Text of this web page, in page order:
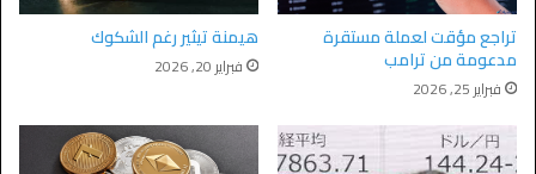
تراجع مؤقت لعملة مستقرة
مدعومة من ترامب
فبراير 25, 2026
هيمنة تيثير رغم الشكوك
فبراير 20, 2026